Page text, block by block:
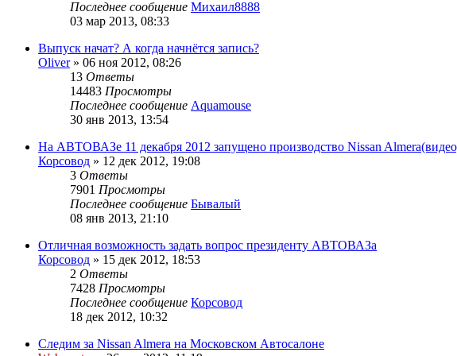
Последнее сообщение Михаил8888
03 мар 2013, 08:33
Выпуск начат? А когда начнётся запись?
Oliver» 06 ноя 2012, 08:26
13 Ответы
14483 Просмотры
Последнее сообщение Aquamouse
30 янв 2013, 13:54
На АВТОВАЗе 11 декабря 2012 запущено производство Nissan
Корсовод » 12 дек 2012, 19:08
3 Ответы
7901 Просмотры
Последнее сообщение Бывалый
08 янв 2013, 21:10
Отличная возможность задать вопрос президенту АВТОВАЗа
Корсовод » 15 дек 2012, 18:53
2 Ответы
7428 Просмотры
Последнее сообщение Корсовод
18 дек 2012, 10:32
Следим за Nissan Almera на Московском Автосалоне